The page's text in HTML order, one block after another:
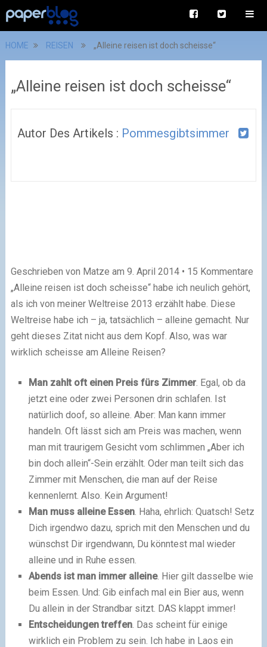
HOME REISEN „Alleine reisen ist doch scheisse“
„Alleine reisen ist doch scheisse“
Autor Des Artikels : Pommesgibtsimmer
Geschrieben von Matze am 9. April 2014 • 15 Kommentare
„Alleine reisen ist doch scheisse“ habe ich neulich gehört,
als ich von meiner Weltreise 2013 erzählt habe. Diese
Weltreise habe ich – ja, tatsächlich – alleine gemacht. Nur
geht dieses Zitat nicht aus dem Kopf. Also, was war
wirklich scheisse am Alleine Reisen?
Man zahlt oft einen Preis fürs Zimmer. Egal, ob da
jetzt eine oder zwei Personen drin schlafen. Ist
natürlich doof, so alleine. Aber: Man kann immer
handeln. Oft lässt sich am Preis was machen, wenn
man mit traurigem Gesicht vom schlimmen „Aber ich
bin doch allein“-Sein erzählt. Oder man teilt sich das
Zimmer mit Menschen, die man auf der Reise
kennenlernt. Also. Kein Argument!
Man muss alleine Essen. Haha, ehrlich: Quatsch! Setz
Dich irgendwo dazu, sprich mit den Menschen und du
wünschst Dir irgendwann, Du könntest mal wieder
alleine und in Ruhe essen.
Abends ist man immer alleine. Hier gilt dasselbe wie
beim Essen. Und: Gib einfach mal ein Bier aus, wenn
Du allein in der Strandbar sitzt. DAS klappt immer!
Entscheidungen treffen. Das scheint für einige
wirklich ein Problem zu sein. Ich habe in Laos ein